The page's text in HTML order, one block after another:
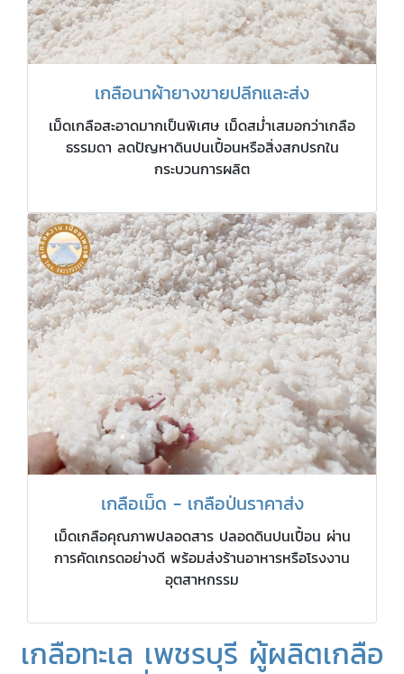
เกลือนาผ้ายางขายปลีกและส่ง
เม็ดเกลือสะอาดมากเป็นพิเศษ เม็ดสม่ำเสมอกว่าเกลือ
ธรรมดา ลดปัญหาดินปนเปื้อนหรือสิ่งสกปรกใน
กระบวนการผลิต
เกลือเม็ด - เกลือป่นราคาส่ง
เม็ดเกลือคุณภาพปลอดสาร ปลอดดินปนเปื้อน ผ่าน
การคัดเกรดอย่างดี พร้อมส่งร้านอาหารหรือโรงงาน
อุตสาหกรรม
เกลือทะเล เพชรบุรี ผู้ผลิตเกลือ